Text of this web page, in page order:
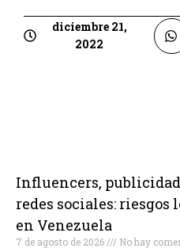
diciembre 21,
2022
Influencers,
redes sociales: riesgos
en Venezuela
7 de agosto de 2026
No hay